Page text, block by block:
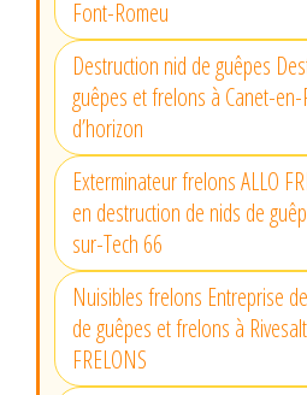
Font-Romeu
Destruction nid de guêpes
guêpes et frelons à Canet-
d’horizon
Exterminateur frelons ALLO
en destruction de nids de
sur-Tech 66
Nuisibles frelons Entreprise
de guêpes et frelons à
FRELONS